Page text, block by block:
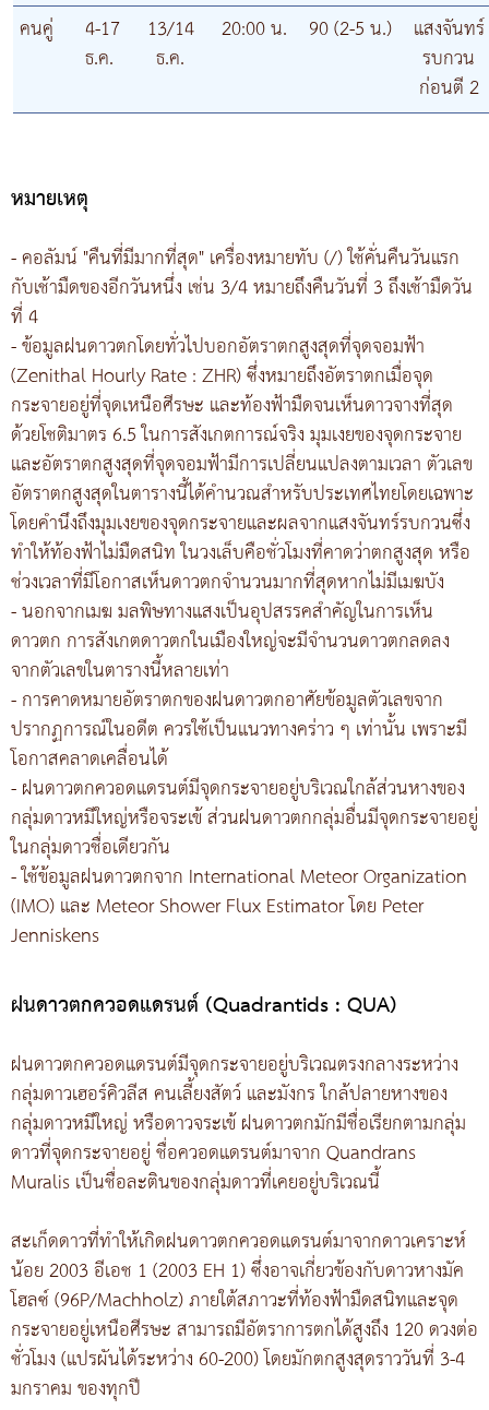
คนคู่
4-17
ธ.ค.
13/14
ธ.ค.
20:00 น. 90 (2-5 น.) แสงจันทร์
รบกวน
ก่อนตี 2
หมายเหตุ
- คอลัมน์ "คืนที่มีมากที่สุด" เครื่องหมายทับ (/) ใช้คั่นคืนวันแรก
กับเช้ามืดของอีกวันหนึ่ง เช่น 3/4 หมายถึงคืนวันที่ 3 ถึงเช้ามืดวัน
ที่ 4
- ข้อมูลฝนดาวตกโดยทั่วไปบอกอัตราตกสูงสุดที่จุดจอมฟ้า
(Zenithal Hourly Rate : ZHR) ซึ่งหมายถึงอัตราตกเมื่อจุด
กระจายอยู่ที่จุดเหนือศีรษะ และท้องฟ้ามืดจนเห็นดาวจางที่สุด
ด้วยโชติมาตร 6.5 ในการสังเกตการณ์จริง มุมเงยของจุดกระจาย
และอัตราตกสูงสุดที่จุดจอมฟ้ามีการเปลี่ยนแปลงตามเวลา ตัวเลข
อัตราตกสูงสุดในตารางนี้ได้คำนวณสำหรับประเทศไทยโดยเฉพาะ
โดยคำนึงถึงมุมเงยของจุดกระจายและผลจากแสงจันทร์รบกวนซึ่ง
ทำให้ท้องฟ้าไม่มืดสนิท ในวงเล็บคือชั่วโมงที่คาดว่าตกสูงสุด หรือ
ช่วงเวลาที่มีโอกาสเห็นดาวตกจำนวนมากที่สุดหากไม่มีเมฆบัง
- นอกจากเมฆ มลพิษทางแสงเป็นอุปสรรคสำคัญในการเห็น
ดาวตก การสังเกตดาวตกในเมืองใหญ่จะมีจำนวนดาวตกลดลง
จากตัวเลขในตารางนี้หลายเท่า
- การคาดหมายอัตราตกของฝนดาวตกอาศัยข้อมูลตัวเลขจาก
ปรากฏการณ์ในอดีต ควรใช้เป็นแนวทางคร่าว ๆ เท่านั้น เพราะมี
โอกาสคลาดเคลื่อนได้
- ฝนดาวตกควอดแดรนต์มีจุดกระจายอยู่บริเวณใกล้ส่วนหางของ
กลุ่มดาวหมีใหญ่หรือจระเข้ ส่วนฝนดาวตกกลุ่มอื่นมีจุดกระจายอยู่
ในกลุ่มดาวชื่อเดียวกัน
- ใช้ข้อมูลฝนดาวตกจาก International Meteor Organization
(IMO) และ Meteor Shower Flux Estimator โดย Peter
Jenniskens
ฝนดาวตกควอดแดรนต์ (Quadrantids : QUA)
ฝนดาวตกควอดแดรนต์มีจุดกระจายอยู่บริเวณตรงกลางระหว่าง
กลุ่มดาวเฮอร์คิวลีส คนเลี้ยงสัตว์ และมังกร ใกล้ปลายหางของ
กลุ่มดาวหมีใหญ่ หรือดาวจระเข้ ฝนดาวตกมักมีชื่อเรียกตามกลุ่ม
ดาวที่จุดกระจายอยู่ ชื่อควอดแดรนต์มาจาก Quandrans
Muralis เป็นชื่อละตินของกลุ่มดาวที่เคยอยู่บริเวณนี้
สะเก็ดดาวที่ทำให้เกิดฝนดาวตกควอดแดรนต์มาจากดาวเคราะห์
น้อย 2003 อีเอช 1 (2003 EH 1) ซึ่งอาจเกี่ยวข้องกับดาวหางมัค
โฮลซ์ (96P/Machholz) ภายใต้สภาวะที่ท้องฟ้ามืดสนิทและจุด
กระจายอยู่เหนือศีรษะ สามารถมีอัตราการตกได้สูงถึง 120 ดวงต่อ
ชั่วโมง (แปรผันได้ระหว่าง 60-200) โดยมักตกสูงสุดราววันที่ 3-4
มกราคม ของทุกปี